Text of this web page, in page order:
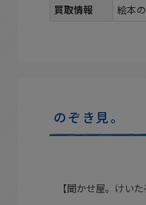
買取情報 絵本
のぞき見。
【聞かせ屋。けい